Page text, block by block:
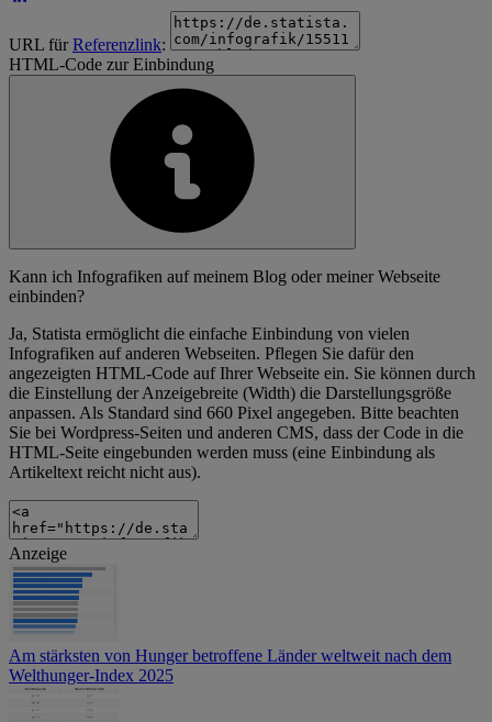
URL fürReferenzlink:
HTML-Code zur Einbindung
Kann ich Infografiken auf meinem Blog oder meiner Webseite
einbinden?
Ja, Statista ermöglicht die einfache Einbindung von vielen
Infografiken auf anderen Webseiten. Pflegen Sie dafür den
angezeigten HTML-Code auf Ihrer Webseite ein. Sie können durch
die Einstellung der Anzeigebreite (Width) die Darstellungsgröße
anpassen. Als Standard sind 660 Pixel angegeben. Bitte beachten
Sie bei Wordpress-Seiten und anderen CMS, dass der Code in die
HTML-Seite eingebunden werden muss (eine Einbindung als
Artikeltext reicht nicht aus).
Anzeige
Am stärksten von Hunger betroffene Länder weltweit nach dem
Welthunger-Index 2025